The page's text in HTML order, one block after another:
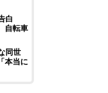
白
自転車
同世
本当に